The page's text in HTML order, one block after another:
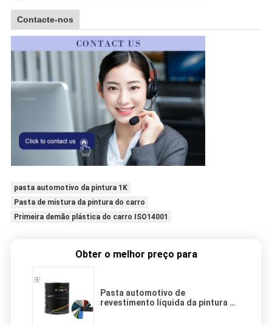
Contacte-nos
pasta automotivo da pintura 1K
Pasta de mistura da pintura do carro
Primeira demão plástica do carro ISO14001
Obter o melhor preço para
Pasta automotivo de
revestimento líquida da pintura de